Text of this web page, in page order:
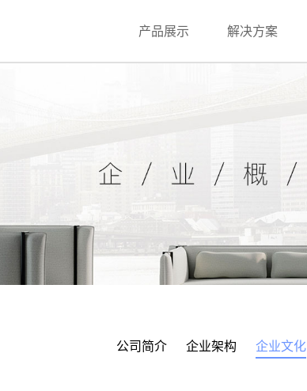
产品展示 解决方案
公司简介 企业架构 企业文化